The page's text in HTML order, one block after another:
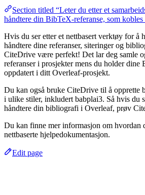
Section titled “Leter du etter et
håndtere din BibTeX-referanse, som
Hvis du ser etter et nettbasert verktøy for å
håndtere dine referanser, siteringer og
CiteDrive være perfekt! Det lar deg samle
referanser i prosjekter mens du holder
oppdatert i ditt Overleaf-prosjekt.
Du kan også bruke CiteDrive til å opprette
i ulike stiler, inkludert babplai3. Så hvis du
håndtere din bibliografi i Overleaf, prøv
Du kan finne mer informasjon om hvordan
nettbaserte hjelpedokumentasjon.
Edit page